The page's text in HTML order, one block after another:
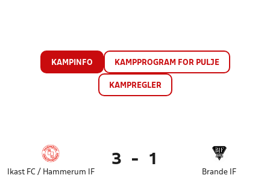
KAMPINFO KAMPPROGRAM FOR PULJE
KAMPREGLER
Ikast FC / Hammerum IF
3 - 1
Brande IF